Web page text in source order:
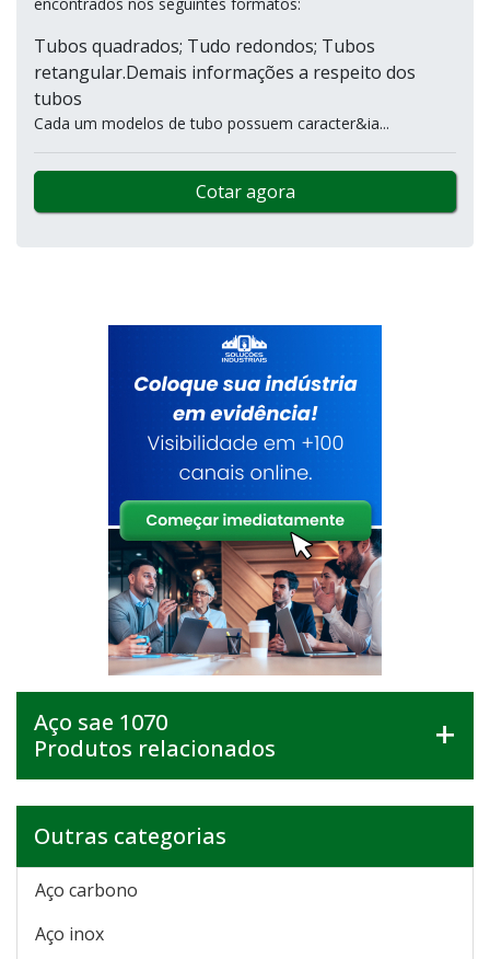
Tubos quadrados; Tudo redondos; Tubos
retangular.Demais informações a respeito dos
tubos
Cada um modelos de tubo possuem caracter&ia...
Cotar agora
Aço sae 1070
Produtos relacionados
Outras categorias
Aço carbono
Aço inox